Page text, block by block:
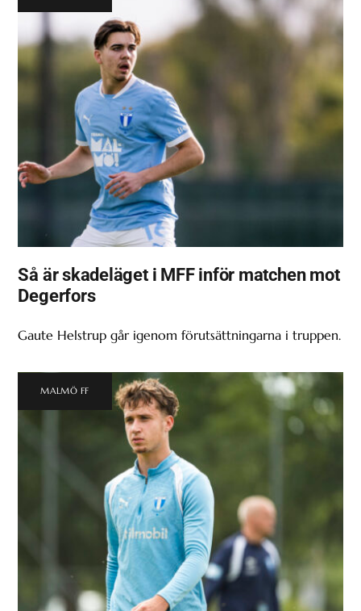
Så är skadeläget i MFF inför matchen mot
Degerfors
Gaute Helstrup går igenom förutsättningarna i truppen.
MALMÖ FF